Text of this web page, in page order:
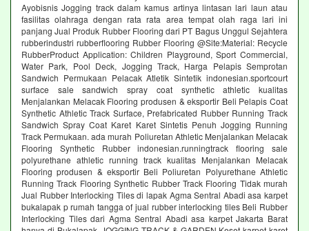
Ayobisnis Jogging track dalam kamus artinya lintasan lari laun atau
fasilitas olahraga dengan rata rata area tempat olah raga lari ini
panjang Jual Produk Rubber Flooring dari PT Bagus Unggul Sejahtera
rubberindustri rubberflooring Rubber Flooring @Site:Material: Recycle
RubberProduct Application: Children Playground, Sport Commercial,
Water Park, Pool Deck, Jogging Track, Harga Pelapis Semprotan
Sandwich Permukaan Pelacak Atletik Sintetik indonesian.sportcourt
surface sale sandwich spray coat synthetic athletic kualitas
Menjalankan Melacak Flooring produsen & eksportir Beli Pelapis Coat
Synthetic Athletic Track Surface, Prefabricated Rubber Running Track
Sandwich Spray Coat Karet Karet Sintetis Penuh Jogging Running
Track Permukaan. ada murah Poliuretan Athletic Menjalankan Melacak
Flooring Synthetic Rubber indonesian.runningtrack flooring sale
polyurethane athletic running track kualitas Menjalankan Melacak
Flooring produsen & eksportir Beli Poliuretan Polyurethane Athletic
Running Track Flooring Synthetic Rubber Track Flooring Tidak murah
Jual Rubber Interlocking Tiles di lapak Agma Sentral Abadi asa karpet
bukalapak p rumah tangga of jual rubber interlocking tiles Beli Rubber
Interlocking Tiles dari Agma Sentral Abadi asa karpet Jakarta Barat